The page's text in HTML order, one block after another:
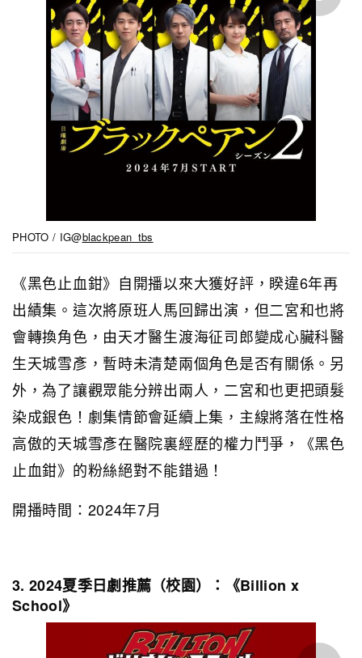
PHOTO / IG@blackpean_tbs
《黑色止血鉗》自開播以來大獲好評，睽違6年再
出績集。這次將原班人馬回歸出演，但二宮和也將
會轉換角色，由天才醫生渡海征司郎變成心臟科醫
生天城雪彥，暫時未清楚兩個角色是否有關係。另
外，為了讓觀眾能分辨出兩人，二宮和也更把頭髮
染成銀色！劇集情節會延續上集，主線將落在性格
高傲的天城雪彥在醫院裏經歷的權力鬥爭，《黑色
止血鉗》的粉絲絕對不能錯過！
開播時間：2024年7月
3. 2024夏季日劇推薦（校園）：《Billion x
School》